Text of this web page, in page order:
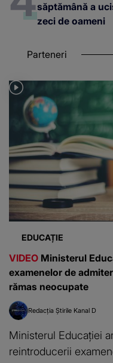
săptămână a
zeci de oameni
Parteneri
EDUCAȚIE
VIDEO Ministerul
examenelor de
rămas neocupate
Redacția Știrile Kanal D
Ministerul Educației
reintroducerii